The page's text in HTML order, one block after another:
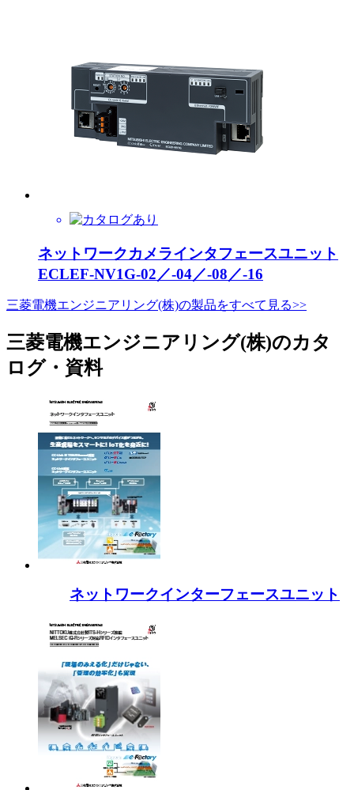
ネットワークカメラインタフェースユニット
ECLEF-NV1G-02／-04／-08／-16
三菱電機エンジニアリング(株)の製品をすべて見る>>
三菱電機エンジニアリング(株)のカタ
ログ・資料
ネットワークインターフェースユニット